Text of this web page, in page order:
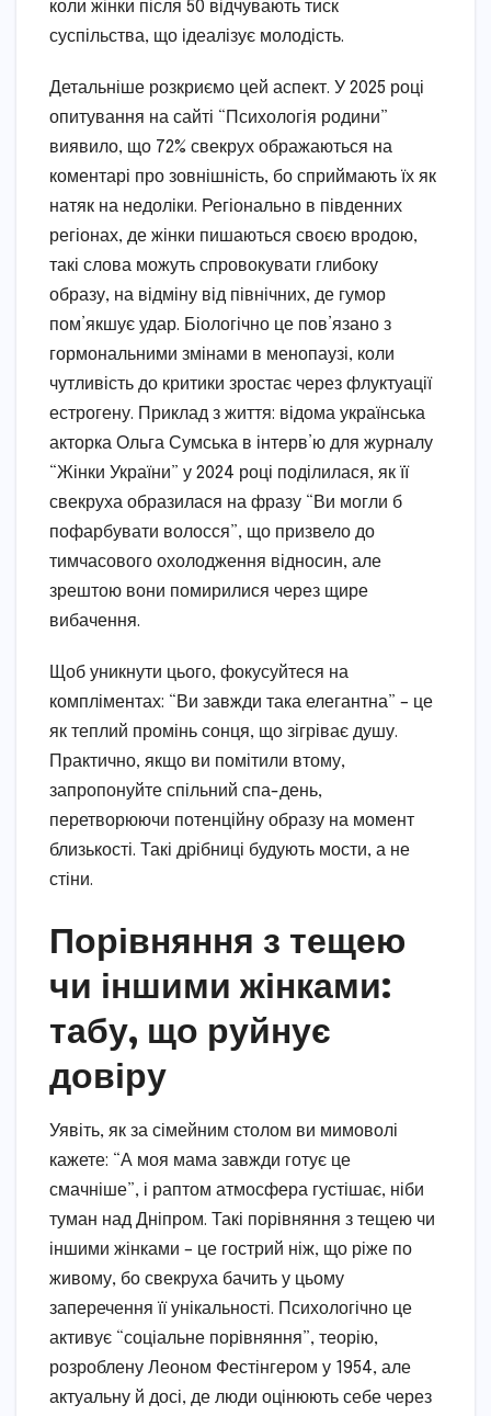
коли жінки після 50 відчувають тиск
суспільства, що ідеалізує молодість.
Детальніше розкриємо цей аспект. У 2025 році
опитування на сайті “Психологія родини”
виявило, що 72% свекрух ображаються на
коментарі про зовнішність, бо сприймають їх як
натяк на недоліки. Регіонально в південних
регіонах, де жінки пишаються своєю вродою,
такі слова можуть спровокувати глибоку
образу, на відміну від північних, де гумор
пом’якшує удар. Біологічно це пов’язано з
гормональними змінами в менопаузі, коли
чутливість до критики зростає через флуктуації
естрогену. Приклад з життя: відома українська
акторка Ольга Сумська в інтерв’ю для журналу
“Жінки України” у 2024 році поділилася, як її
свекруха образилася на фразу “Ви могли б
пофарбувати волосся”, що призвело до
тимчасового охолодження відносин, але
зрештою вони помирилися через щире
вибачення.
Щоб уникнути цього, фокусуйтеся на
компліментах: “Ви завжди така елегантна” – це
як теплий промінь сонця, що зігріває душу.
Практично, якщо ви помітили втому,
запропонуйте спільний спа-день,
перетворюючи потенційну образу на момент
близькості. Такі дрібниці будують мости, а не
стіни.
Порівняння з тещею
чи іншими жінками:
табу, що руйнує
довіру
Уявіть, як за сімейним столом ви мимоволі
кажете: “А моя мама завжди готує це
смачніше”, і раптом атмосфера густішає, ніби
туман над Дніпром. Такі порівняння з тещею чи
іншими жінками – це гострий ніж, що ріже по
живому, бо свекруха бачить у цьому
заперечення її унікальності. Психологічно це
активує “соціальне порівняння”, теорію,
розроблену Леоном Фестінгером у 1954, але
актуальну й досі, де люди оцінюють себе через